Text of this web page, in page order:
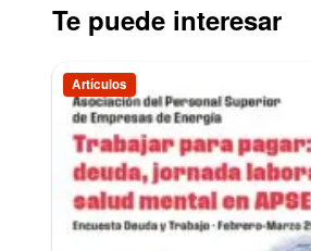
Te puede interesar
Artículos